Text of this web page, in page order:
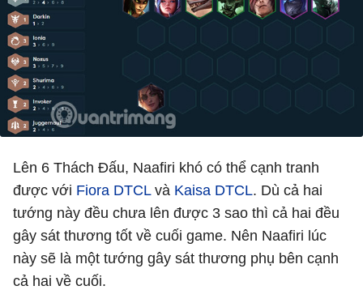
Lên 6 Thách Đấu, Naafiri khó có thể cạnh tranh
được với Fiora DTCLvà Kaisa DTCL. Dù cả hai
tướng này đều chưa lên được 3 sao thì cả hai đều
gây sát thương tốt về cuối game. Nên Naafiri lúc
này sẽ là một tướng gây sát thương phụ bên cạnh
cả hai về cuối.